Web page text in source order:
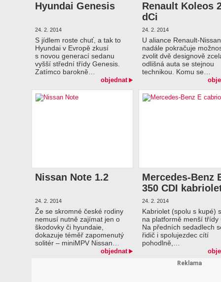
Hyundai Genesis
24. 2. 2014
S jídlem roste chuť, a tak to
Hyundai v Evropě zkusí
s novou generací sedanu
vyšší střední třídy Genesis.
Zatímco barokně…
objednat
Renault Koleos
dCi
24. 2. 2014
U aliance Renault-
nadále pokračuje
zvolit dvě designově
odlišná auta se stejnou
technikou. Komu se…
Nissan Note 1.2
24. 2. 2014
Že se skromné české rodiny
nemusí nutně zajímat jen o
škodovky či hyundaie,
dokazuje téměř zapomenutý
solitér – miniMPV Nissan…
objednat
Mercedes-Benz
350 CDI
24. 2. 2014
Kabriolet (spolu s kupé)
na platformě menší třídy
Na předních sedadlech
řidič i spolujezdec cítí
pohodlně,…